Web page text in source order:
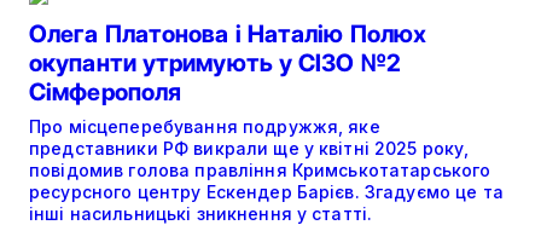
Олега Платонова і Наталію Полюх
окупанти утримують у СІЗО №2
Сімферополя
Про місцеперебування подружжя, яке
представники РФ викрали ще у квітні 2025 року,
повідомив голова правління Кримськотатарського
ресурсного центру Ескендер Барієв. Згадуємо це та
інші насильницькі зникнення у статті.